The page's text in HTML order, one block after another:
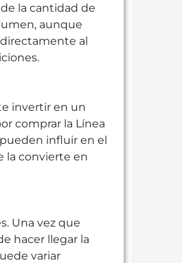
la cantidad de
aunque
al
invertir en un
comprar la Línea
influir en el
la convierte en
Una vez que
hacer llegar la
variar